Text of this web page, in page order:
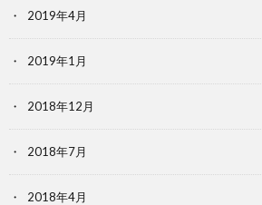
2019年4月
2019年1月
2018年12月
2018年7月
2018年4月